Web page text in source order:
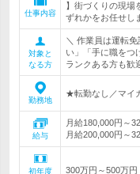
仕事内容
】街づくりの現場
ずれかをお任せし
対象と
なる方
＼ 作業員は運転
い」「手に職をつ
ランクある方も歓
勤務地
★転勤なし／マイ
給与
月給180,000円～
月給200,000円～
初年度
300万円～500万円